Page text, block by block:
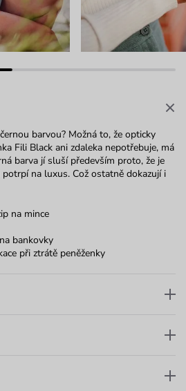
barvou? Možná to, že opticky
Fili Black ani zdaleka nepotřebuje, má
barva jí sluší především proto, že je
na luxus. Což ostatně dokazují i
na mince
bankovky
při ztrátě peněženky